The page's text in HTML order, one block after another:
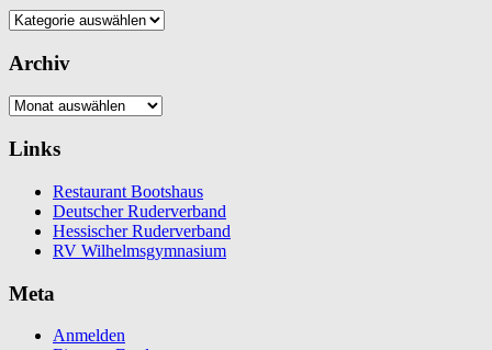
Kategorien
Archiv
Archiv
Links
Restaurant Bootshaus
Deutscher Ruderverband
Hessischer Ruderverband
RV Wilhelmsgymnasium
Meta
Anmelden